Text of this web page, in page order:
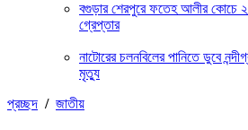
বগুড়ার শেরপুরে ফতেহ আলীর কোচে ২
গ্রেপ্তার
নাটোরের চলনবিলের পানিতে ডুবে
মৃত্যু
প্রচ্ছদ / জাতীয়